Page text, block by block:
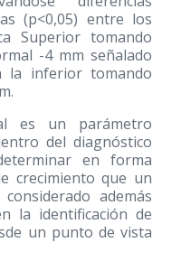
(p<0,05) entre los
Superior tomando
-4 mm señalado
la inferior tomando
es un parámetro
del diagnóstico
en forma
crecimiento que un
además
la identificación de
un punto de vista